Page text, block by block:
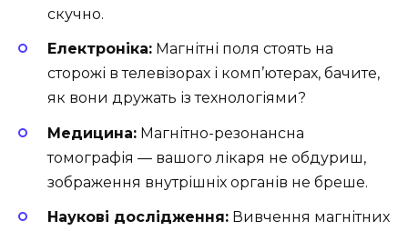
скучно.
Електроніка: Магнітні поля стоять на
сторожі в телевізорах і комп’ютерах, бачите,
як вони дружать із технологіями?
Медицина: Магнітно-резонансна
томографія — вашого лікаря не обдуриш,
зображення внутрішніх органів не бреше.
Наукові дослідження: Вивчення магнітних